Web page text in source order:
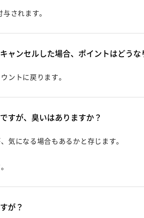
されます。
ャンセルした場合、ポイントはどうな
ントに戻ります。
すが、臭いはありますか？
気になる場合もあるかと存じます。
が？